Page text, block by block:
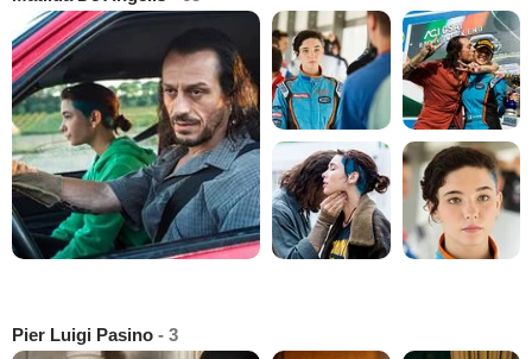
Pier Luigi Pasino - 3